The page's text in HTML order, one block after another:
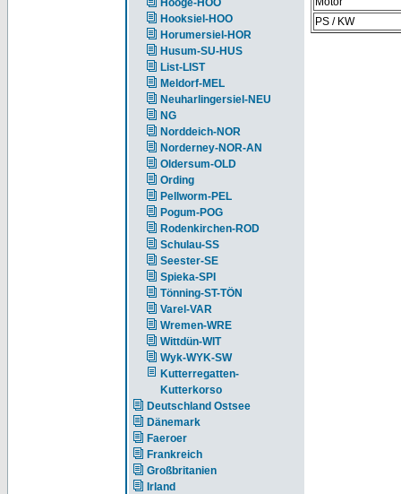
Hooge-HOO
Hooksiel-HOO
Horumersiel-HOR
Husum-SU-HUS
List-LIST
Meldorf-MEL
Neuharlingersiel-NEU
NG
Norddeich-NOR
Norderney-NOR-AN
Oldersum-OLD
Ording
Pellworm-PEL
Pogum-POG
Rodenkirchen-ROD
Schulau-SS
Seester-SE
Spieka-SPI
Tönning-ST-TÖN
Varel-VAR
Wremen-WRE
Wittdün-WIT
Wyk-WYK-SW
Kutterregatten-
Kutterkorso
Deutschland Ostsee
Dänemark
Faeroer
Frankreich
Großbritanien
Irland
PS / KW